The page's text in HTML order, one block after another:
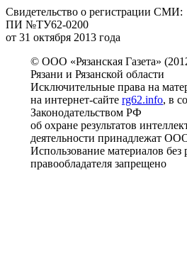
Свидетельство о регистрации СМИ:
ПИ №ТУ62-0200
от 31 октября 2013 года
© ООО «Рязанская Газета»
Рязани и Рязанской области
Исключительные права на
на интернет-сайте rg62.info, в
Законодательством РФ
об охране результатов
деятельности принадлежат ООО
Использование материалов без
правообладателя запрещено